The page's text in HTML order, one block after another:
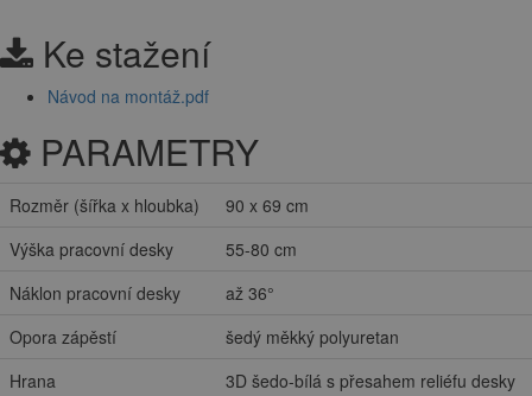
Ke stažení
Návod na montáž.pdf
PARAMETRY
Rozměr (šířka x hloubka)
90 x 69 cm
Výška pracovní desky
55-80 cm
Náklon pracovní desky
až 36°
Opora zápěstí
šedý měkký polyuretan
Hrana
3D šedo-bílá s přesahem reliéfu desky